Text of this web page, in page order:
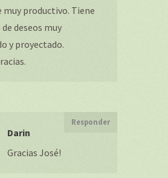
muy productivo. Tiene
deseos muy
y proyectado.
Darin
Responder
Gracias José!